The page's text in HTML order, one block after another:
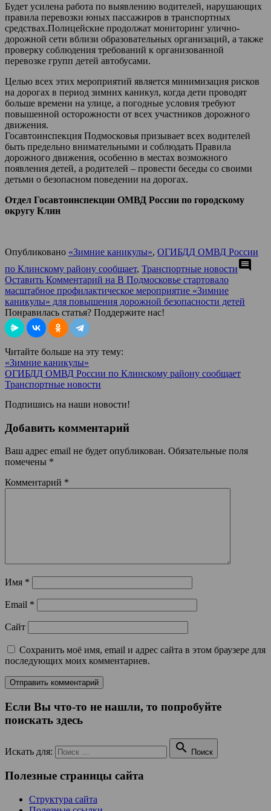
Будет усилена работа по выявлению водителей, нарушающих
правила перевозки юных пассажиров в транспортных
средствах.Полицейские продолжат мониторинг улично-
дорожной сети вблизи образовательных организаций, а также
проверку соблюдения требований к организованной
перевозке групп детей автобусами.
Целью всех этих мероприятий является минимизация рисков
на дорогах в период зимних каникул, когда дети проводят
больше времени на улице, а погодные условия требуют
повышенной осторожности от всех участников дорожного
движения.
Госавтоинспекция Подмосковья призывает всех водителей
быть предельно внимательными и соблюдать Правила
дорожного движения, особенно в местах возможного
появления детей, а родителей – провести беседы со своими
детьми о безопасном поведении на дорогах.
Отдел Госавтоинспекции ОМВД России по городскому
округу Клин
Опубликовано «Зимние каникулы», ОГИБДД ОМВД России
по Клинскому району сообщает, Транспортные новостиcomment
Оставить Комментарий на В Подмосковье стартовало
масштабное профилактическое мероприятие «Зимние
каникулы» для повышения дорожной безопасности детей
Понравилась статья? Поддержите нас!
Читайте больше на эту тему:
«Зимние каникулы»
ОГИБДД ОМВД России по Клинскому району сообщает
Транспортные новости
Подпишись на наши новости!
Добавить комментарий
Ваш адрес email не будет опубликован. Обязательные поля
помечены *
Комментарий *
Имя *
Email *
Сайт
Сохранить моё имя, email и адрес сайта в этом браузере для
последующих моих комментариев.
Если Вы что-то не нашли, то попробуйте
поискать здесь
Искать для:  Поиск
Полезные страницы сайта
Структура сайта